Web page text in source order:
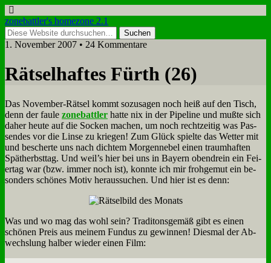
zonebattler's homezone 2.1
1. November 2007 • 24 Kommentare
Rät­sel­haf­tes Fürth (26)
Das No­vem­ber-Rät­sel kommt so­zu­sa­gen noch heiß auf den Tisch,
denn der fau­le zone­batt­ler hat­te nix in der Pipe­line und muß­te sich
da­her heu­te auf die Socken ma­chen, um noch recht­zei­tig was Pas­
sen­des vor die Lin­se zu krie­gen! Zum Glück spiel­te das Wet­ter mit
und be­scher­te uns nach dich­tem Mor­gen­ne­bel ei­nen traum­haf­ten
Spät­herbst­tag. Und weil’s hier bei uns in Bay­ern oben­drein ein Fei­
er­tag war (bzw. im­mer noch ist), konn­te ich mir froh­ge­mut ein be­
son­ders schö­nes Mo­tiv her­aus­su­chen. Und hier ist es denn:
Was und wo mag das wohl sein? Tra­di­tons­ge­mäß gibt es ei­nen
schö­nen Preis aus mei­nem Fun­dus zu ge­win­nen! Dies­mal der Ab­
wechs­lung hal­ber wie­der ei­nen Film: